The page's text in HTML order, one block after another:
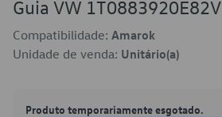
Guia VW 1T0883920E82V
Compatibilidade: Amarok
Unidade de venda: Unitário(a)
Produto temporariamente esgotado.